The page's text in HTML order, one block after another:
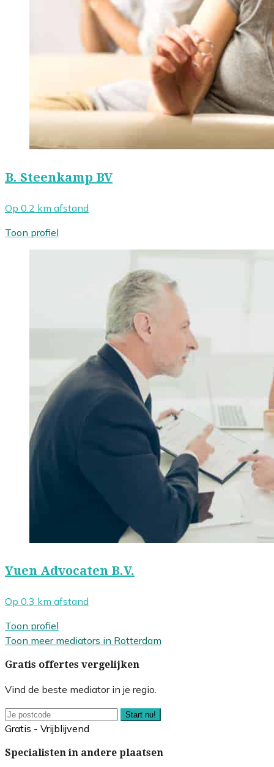
B. Steenkamp BV
Op 0.2 km afstand
Toon profiel
Yuen Advocaten B.V.
Op 0.3 km afstand
Toon profiel
Toon meer mediators in Rotterdam
Gratis offertes vergelijken
Vind de beste mediator in je regio.
Start nu!
Gratis - Vrijblijvend
Specialisten in andere plaatsen